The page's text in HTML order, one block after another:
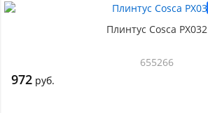
Плинтус Cosca PX032
655266
972 руб.